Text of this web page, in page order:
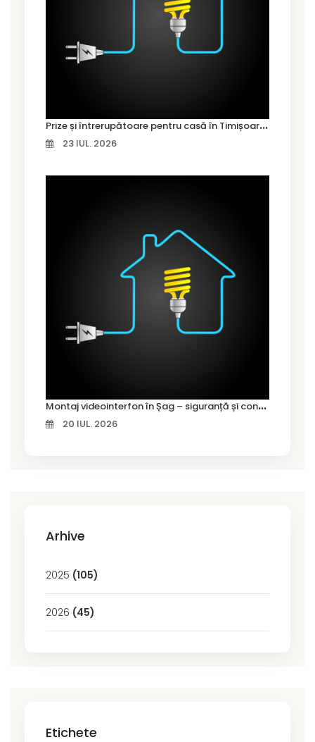
P
rize și întrerupătoare pentru casă în Timișoara – cum alegi variantele potrivite
23 IUL. 2026
M
ontaj videointerfon în Șag – siguranță și control pentru locuința ta
20 IUL. 2026
Arhive
2025 (105)
2026 (45)
Etichete